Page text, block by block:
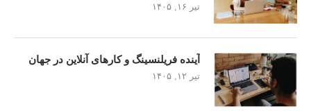
تیر ۱۶, ۱۴۰۵
آینده فریلنسینگ و کارهای آنلاین در جهان
تیر ۱۲, ۱۴۰۵